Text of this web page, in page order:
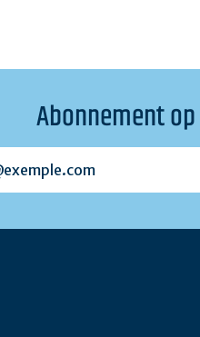
Abonnement